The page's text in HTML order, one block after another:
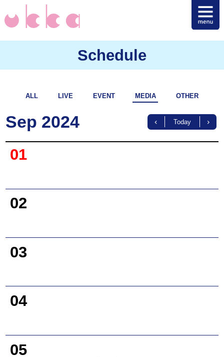
Schedule
ALL LIVE EVENT MEDIA OTHER
Sep 2024 Today
01
02
03
04
05